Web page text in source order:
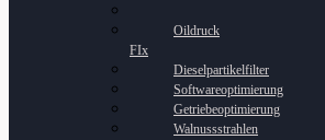
Oildruck
FIx
Dieselpartikelfilter
Softwareoptimierung
Getriebeoptimierung
Walnussstrahlen